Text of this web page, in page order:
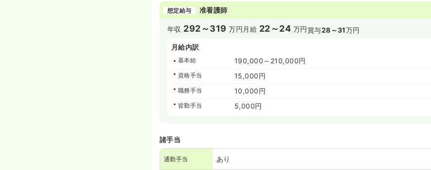
想定給与 准看護師
年収 292～319 万円 月給 22～24 万円賞与28～31万円
月給内訳
基本給 190,000～210,000円
資格手当 15,000円
職務手当 10,000円
皆勤手当 5,000円
諸手当
通勤手当 あり